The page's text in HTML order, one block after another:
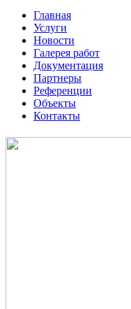
Главная
Услуги
Новости
Галерея работ
Документация
Партнеры
Референции
Объекты
Контакты